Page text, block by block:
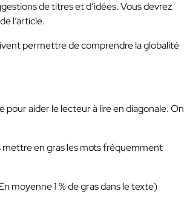
de titres et d’idées. Vous devrez
l’article.
permettre de comprendre la globalité
aider le lecteur à lire en diagonale. On
en gras les mots fréquemment
moyenne 1 % de gras dans le texte)